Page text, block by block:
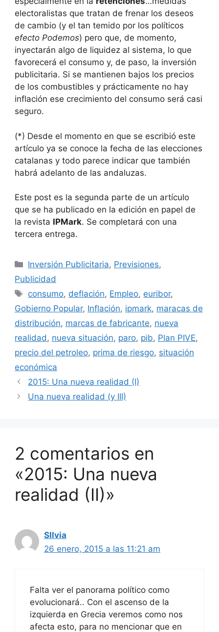
electoralistas que tratan de frenar los deseos
de cambio (y el tan temido por los políticos
efecto Podemos) pero que, de momento,
inyectarán algo de liquidez al sistema, lo que
favorecerá el consumo y, de paso, la inversión
publicitaria. Si se mantienen bajos los precios
de los combustibles y prácticamente no hay
inflación ese crecimiento del consumo será casi
seguro.
(*) Desde el momento en que se escribió este
artículo ya se conoce la fecha de las elecciones
catalanas y todo parece indicar que también
habrá adelanto de las andaluzas.
Este post es la segunda parte de un artículo
que se ha publicado en la edición en papel de
la revista IPMark. Se completará con una
tercera entrega.
Categorías
Inversión Publicitaria, Previsiones,
Publicidad
Etiquetas
consumo, deflación, Empleo, euribor,
Gobierno Popular, Inflación, ipmark, maracas de
distribución, marcas de fabricante, nueva
realidad, nueva situación, paro, pib, Plan PIVE,
precio del petroleo, prima de riesgo, situación
económica
2015: Una nueva realidad (I)
Una nueva realidad (y III)
2 comentarios en
«2015: Una nueva
realidad (II)»
SIlvia
26 enero, 2015 a las 11:21 am
Falta ver el panorama político como
evolucionará.. Con el ascenso de la
izquierda en Grecia veremos como nos
afecta esto, para no mencionar que en